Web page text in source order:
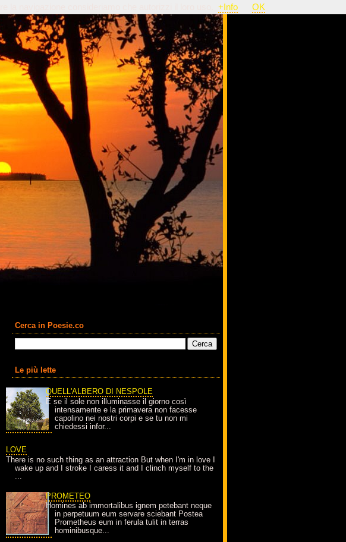
Cerca in Poesie.co
Le più lette
QUELL'ALBERO DI NESPOLE
E se il sole non illuminasse il giorno così
intensamente e la primavera non facesse
capolino nei nostri corpi e se tu non mi
chiedessi infor...
LOVE
There is no such thing as an attraction But when I'm in love I
wake up and I stroke I caress it and I clinch myself to the
...
PROMETEO
Homines ab immortalibus ignem petebant neque
in perpetuum eum servare sciebant Postea
Prometheus eum in ferula tulit in terras
hominibusque...
+Info OK